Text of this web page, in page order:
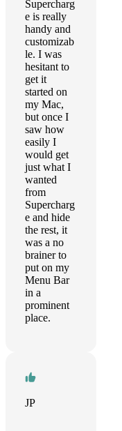
Supercharg
e is really
handy and
customizab
le. I was
hesitant to
get it
started on
my Mac,
but once I
saw how
easily I
would get
just what I
wanted
from
Supercharg
e and hide
the rest, it
was a no
brainer to
put on my
Menu Bar
in a
prominent
place.
JP